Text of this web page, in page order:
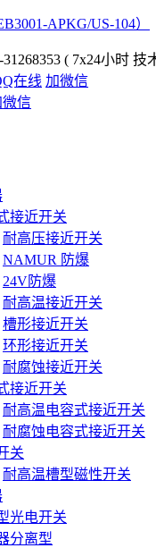
APKG/US-104）
31268353 ( 7x24小时 技
在线 加微信
接近开关
耐高压接近开关
NAMUR 防爆
24V防爆
耐高温接近开关
槽形接近开关
环形接近开关
耐腐蚀接近开关
接近开关
耐高温电容式接近开关
耐腐蚀电容式接近开关
关
耐高温槽型磁性开关
光电开关
分离型